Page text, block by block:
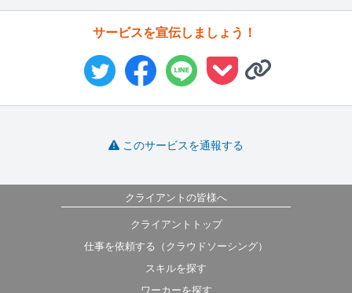
サービスを宣伝しましょう！
このサービスを通報する
クライアントの皆様へ
クライアントトップ
仕事を依頼する（クラウドソーシング）
スキルを探す
ワーカーを探す